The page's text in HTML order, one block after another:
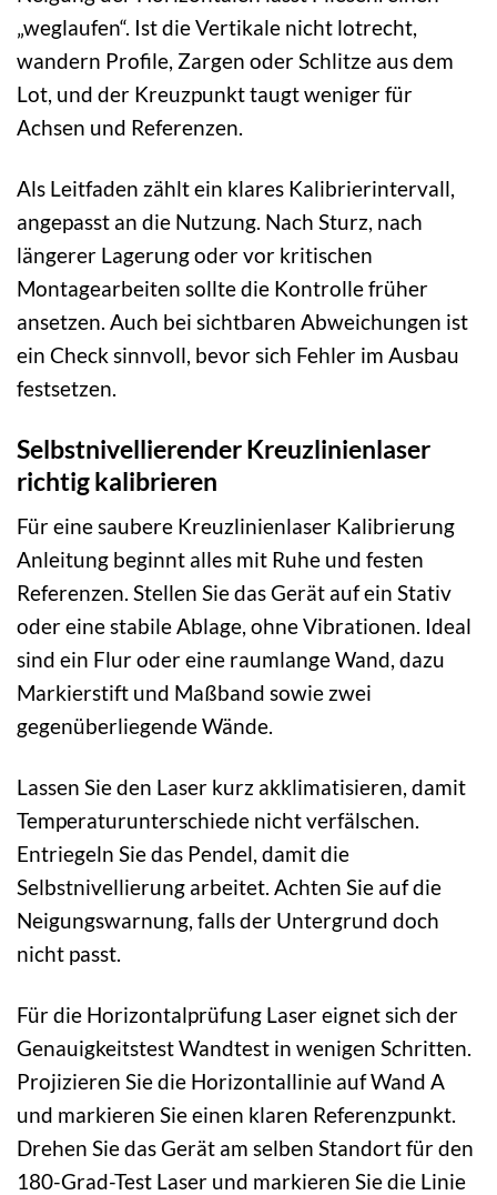
„weglaufen“. Ist die Vertikale nicht lotrecht,
wandern Profile, Zargen oder Schlitze aus dem
Lot, und der Kreuzpunkt taugt weniger für
Achsen und Referenzen.
Als Leitfaden zählt ein klares Kalibrierintervall,
angepasst an die Nutzung. Nach Sturz, nach
längerer Lagerung oder vor kritischen
Montagearbeiten sollte die Kontrolle früher
ansetzen. Auch bei sichtbaren Abweichungen ist
ein Check sinnvoll, bevor sich Fehler im Ausbau
festsetzen.
Selbstnivellierender Kreuzlinienlaser
richtig kalibrieren
Für eine saubere Kreuzlinienlaser Kalibrierung
Anleitung beginnt alles mit Ruhe und festen
Referenzen. Stellen Sie das Gerät auf ein Stativ
oder eine stabile Ablage, ohne Vibrationen. Ideal
sind ein Flur oder eine raumlange Wand, dazu
Markierstift und Maßband sowie zwei
gegenüberliegende Wände.
Lassen Sie den Laser kurz akklimatisieren, damit
Temperaturunterschiede nicht verfälschen.
Entriegeln Sie das Pendel, damit die
Selbstnivellierung arbeitet. Achten Sie auf die
Neigungswarnung, falls der Untergrund doch
nicht passt.
Für die Horizontalprüfung Laser eignet sich der
Genauigkeitstest Wandtest in wenigen Schritten.
Projizieren Sie die Horizontallinie auf Wand A
und markieren Sie einen klaren Referenzpunkt.
Drehen Sie das Gerät am selben Standort für den
180-Grad-Test Laser und markieren Sie die Linie